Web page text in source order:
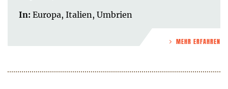
In: Europa, Italien, Umbrien
MEHR ERFAHREN